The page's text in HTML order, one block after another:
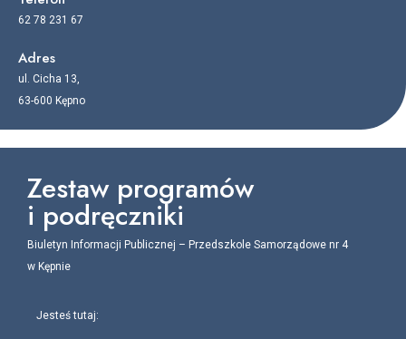
62 78 231 67
Adres
ul. Cicha 13,
63-600 Kępno
Zestaw programów
i podręczniki
Biuletyn Informacji Publicznej – Przedszkole Samorządowe nr 4
w Kępnie
Jesteś tutaj: